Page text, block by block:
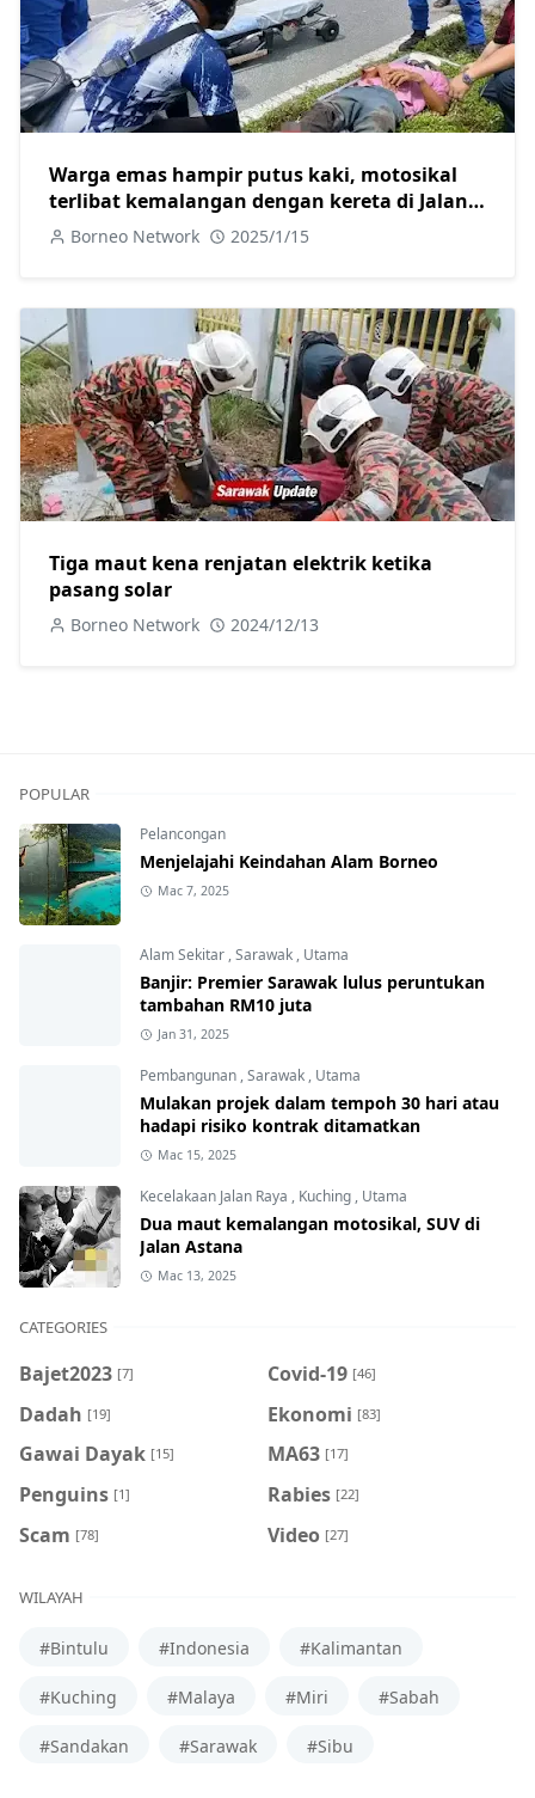
Warga emas hampir putus kaki, motosikal
terlibat kemalangan dengan kereta di Jalan
Skim B Sarikei
Borneo Network 2025/1/15
Tiga maut kena renjatan elektrik ketika
pasang solar
Borneo Network 2024/12/13
POPULAR
Pelancongan
Menjelajahi Keindahan Alam Borneo
Mac 7, 2025
Alam Sekitar ,Sarawak , Utama
Banjir: Premier Sarawak lulus peruntukan
tambahan RM10 juta
Jan 31, 2025
Pembangunan ,Sarawak , Utama
Mulakan projek dalam tempoh 30 hari atau
hadapi risiko kontrak ditamatkan
Mac 15, 2025
Kecelakaan Jalan Raya , Kuching , Utama
Dua maut kemalangan motosikal, SUV di
Jalan Astana
Mac 13, 2025
CATEGORIES
Bajet2023 [7] Covid-19 [46]
Dadah [19] Ekonomi [83]
Gawai Dayak [15] MA63 [17]
Penguins [1] Rabies [22]
Scam [78] Video [27]
WILAYAH
#Bintulu #Indonesia #Kalimantan
#Kuching #Malaya #Miri #Sabah
#Sandakan #Sarawak #Sibu